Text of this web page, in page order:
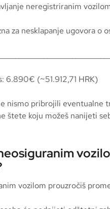
neregistriranim
za nesklapanje ugovora o
6.890€ (~51.912,71 HRK)
nismo pribrojili eventualne
štete koju možeš nanijeti
vozilom prouzročiš